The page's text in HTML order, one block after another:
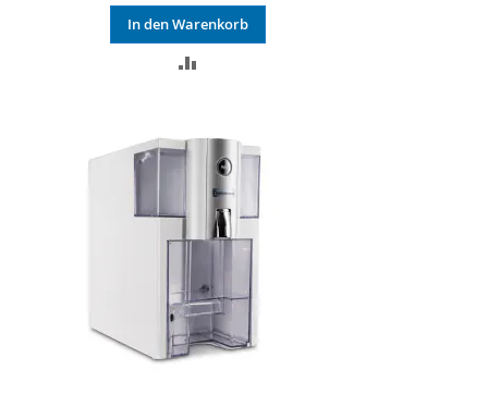
In den Warenkorb
HINZUFÜGEN